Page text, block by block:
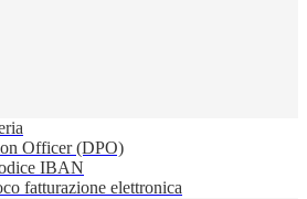
Officer (DPO)
IBAN
fatturazione elettronica